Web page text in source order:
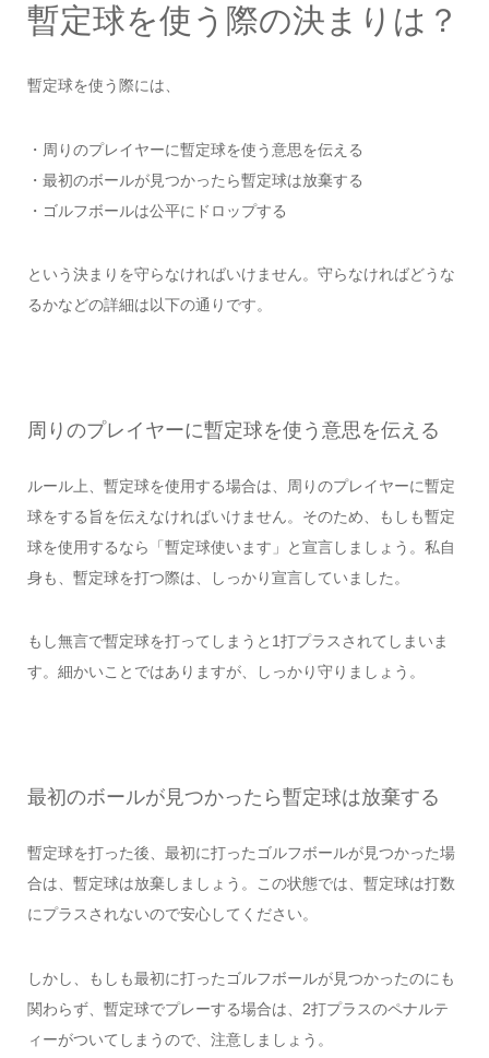
暫定球を使う際の決まりは？
暫定球を使う際には、
・周りのプレイヤーに暫定球を使う意思を伝える
・最初のボールが見つかったら暫定球は放棄する
・ゴルフボールは公平にドロップする
という決まりを守らなければいけません。守らなければどうな
るかなどの詳細は以下の通りです。
周りのプレイヤーに暫定球を使う意思を伝える
ルール上、暫定球を使用する場合は、周りのプレイヤーに暫定
球をする旨を伝えなければいけません。そのため、もしも暫定
球を使用するなら「暫定球使います」と宣言しましょう。私自
身も、暫定球を打つ際は、しっかり宣言していました。
もし無言で暫定球を打ってしまうと1打プラスされてしまいま
す。細かいことではありますが、しっかり守りましょう。
最初のボールが見つかったら暫定球は放棄する
暫定球を打った後、最初に打ったゴルフボールが見つかった場
合は、暫定球は放棄しましょう。この状態では、暫定球は打数
にプラスされないので安心してください。
しかし、もしも最初に打ったゴルフボールが見つかったのにも
関わらず、暫定球でプレーする場合は、2打プラスのペナルテ
ィーがついてしまうので、注意しましょう。